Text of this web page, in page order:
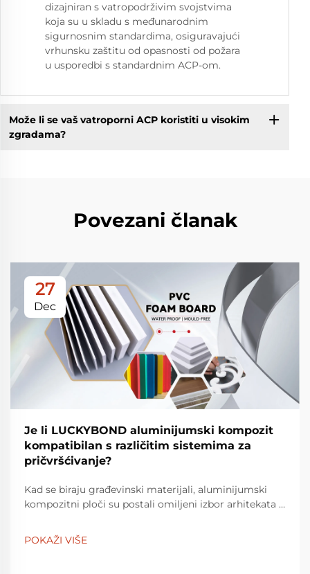
dizajniran s vatropodrživim svojstvima
koja su u skladu s međunarodnim
sigurnosnim standardima, osiguravajući
vrhunsku zaštitu od opasnosti od požara
u usporedbi s standardnim ACP-om.
Može li se vaš vatroporni ACP koristiti u visokim
zgradama?
Povezani članak
27
Dec
Je li LUCKYBOND aluminijumski kompozit
kompatibilan s različitim sistemima za
pričvršćivanje?
Kad se biraju građevinski materijali, aluminijumski
kompozitni ploči su postali omiljeni izbor arhitekata i
LUCKYBOND aluminijumski kompozitni paneli ističu
se. Mnogi korisnici pitaju se da li je takav kvalitetni
POKAŽI VIŠE